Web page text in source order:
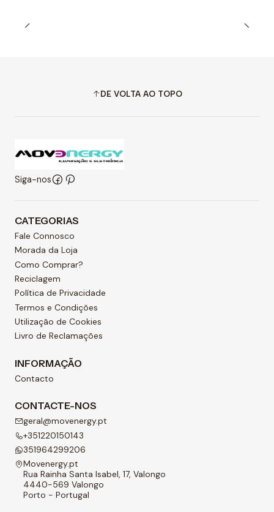
DE VOLTA AO TOPO
Siga-nos
CATEGORIAS
Fale Connosco
Morada da Loja
Como Comprar?
Reciclagem
Política de Privacidade
Termos e Condições
Utilização de Cookies
Livro de Reclamações
INFORMAÇÃO
Contacto
CONTACTE-NOS
geral@movenergy.pt
+351220150143
351964299206
Movenergy.pt
Rua Rainha Santa Isabel, 17, Valongo
4440-569 Valongo
Porto - Portugal